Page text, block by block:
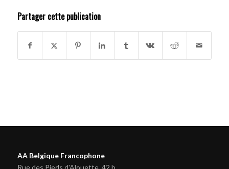
Partager cette publication
AA Belgique Francophone
Rue des Pieds d'Alouette, 42 b